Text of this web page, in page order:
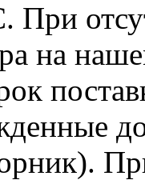
При
на